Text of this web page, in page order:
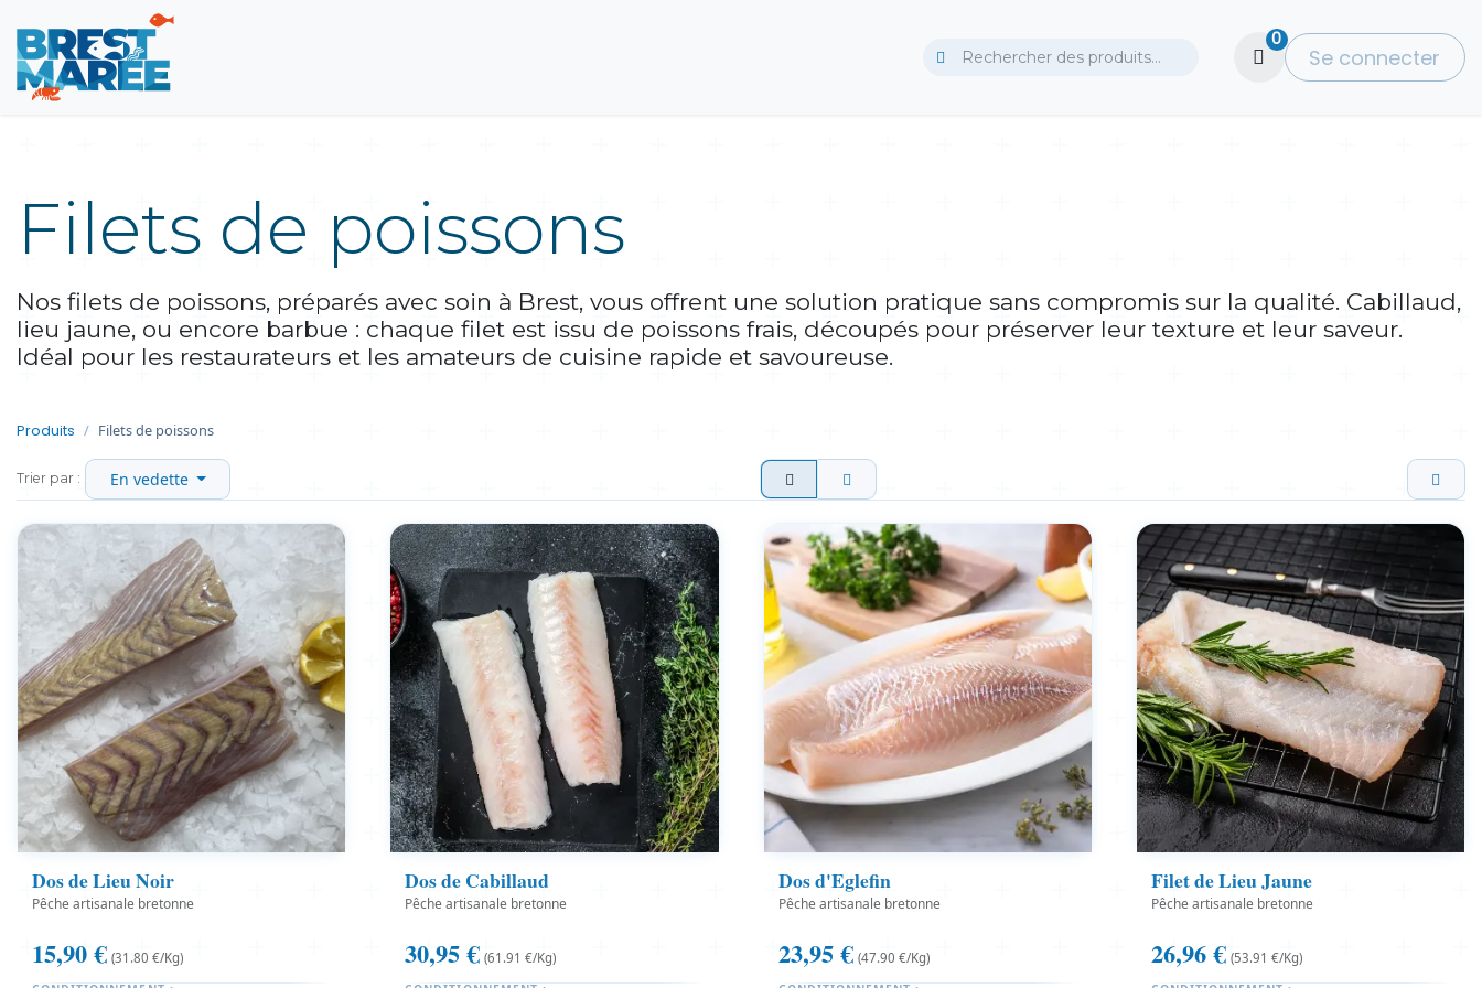
0
Se connecter
Filets de poissons
Nos filets de poissons, préparés avec soin à Brest, vous offrent une solution pratique sans compromis sur la qualité. Cabillaud,
lieu jaune, ou encore barbue : chaque filet est issu de poissons frais, découpés pour préserver leur texture et leur saveur.
Idéal pour les restaurateurs et les amateurs de cuisine rapide et savoureuse.
Produits Filets de poissons
Trier par : En vedette
Dos de Lieu Noir
Pêche artisanale bretonne
15,90€ (31.80 €/Kg)
Dos de Cabillaud
Pêche artisanale bretonne
30,95€ (61.91 €/Kg)
Dos d'Eglefin
Pêche artisanale bretonne
23,95€ (47.90 €/Kg)
Filet de Lieu Jaune
Pêche artisanale bretonne
26,96€ (53.91 €/Kg)